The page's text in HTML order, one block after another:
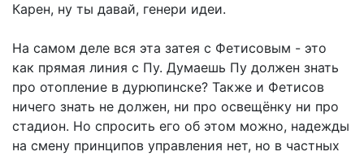
Карен, ну ты давай, генери идеи.
На самом деле вся эта затея с Фетисовым - это
как прямая линия с Пу. Думаешь Пу должен знать
про отопление в дурюпинске? Также и Фетисов
ничего знать не должен, ни про освещёнку ни про
стадион. Но спросить его об этом можно, надежды
на смену принципов управления нет, но в частных